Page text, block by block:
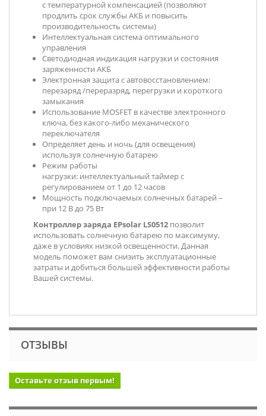
с температурной компенсацией (позволяют
продлить срок службы АКБ и повысить
производительность системы)
Интеллектуальная система оптимального
управления
Светодиодная индикация нагрузки и состояния
заряженности АКБ
Электронная защита с автовосстановлением:
перезаряд /переразряд, перегрузки и короткого
замыкания
Использование MOSFET в качестве электронного
ключа, без какого-либо механического
переключателя
Определяет день и ночь (для освещения)
используя солнечную батарею
Режим работы
нагрузки: интеллектуальный таймер с
регулированием от 1 до 12 часов
Мощность подключаемых солнечных батарей –
при 12 В до 75 Вт
Контроллер заряда EPsolar LS0512 позволит
использовать солнечную батарею по максимуму,
даже в условиях низкой освещенности. Данная
модель поможет вам снизить эксплуатационные
затраты и добиться большей эффективности работы
Вашей системы.
ОТЗЫВЫ
Оставьте отзыв первым!